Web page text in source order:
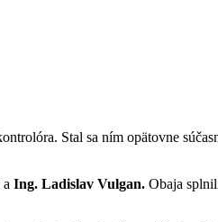
Stal sa ním opätovne
a Ing. Ladislav Vulgan. Obaja